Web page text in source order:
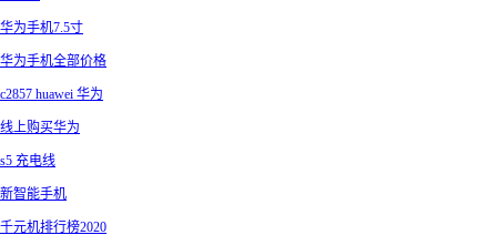
华为手机7.5寸
华为手机全部价格
c2857 huawei 华为
线上购买华为
s5 充电线
新智能手机
千元机排行榜2020